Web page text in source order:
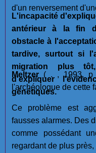
d'un renversement
L'incapacité
antérieur à la fin
obstacle à
tardive, surtout si
migration plus
d'expliquer
génétiques.
Meltzer ( . , 1993, p
l'archéologue de cette
Ce problème est
fausses alarmes. Des
comme possédant
regardant de plus